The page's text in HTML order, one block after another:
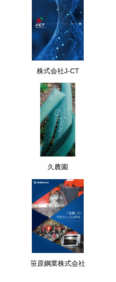
株式会社J-CT
久農園
笹原鋼業株式会社